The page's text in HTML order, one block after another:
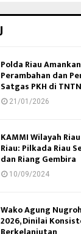
Polda Riau
Perambahan dan
Satgas PKH di TNTN
21/01/2026
KAMMI Wilayah
Riau: Pilkada Riau
dan Riang Gembira
10/09/2024
Wako Agung
2026, Dinilai